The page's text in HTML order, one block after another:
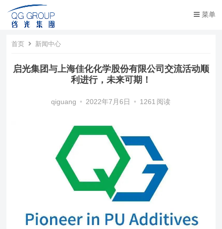
菜单
首页 新闻中心
启光集团与上海佳化化学股份有限公司交流活动顺
利进行，未来可期！
qiguang • 2022年7月6日 • 1261 阅读